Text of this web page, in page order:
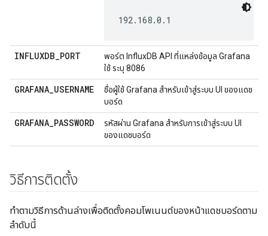
192.168.0.1
INFLUXDB_PORT
พอร์ต InfluxDB API ที่แหล่งข้อมูล Grafana
ใช้ ระบุ 8086
GRAFANA_USERNAME
ชื่อผู้ใช้ Grafana สำหรับเข้าสู่ระบบ UI ของแดช
บอร์ด
GRAFANA_PASSWORD
รหัสผ่าน Grafana สำหรับการเข้าสู่ระบบ UI
ของแดชบอร์ด
วิธีการติดตั้ง
ทำตามวิธีการด้านล่างเพื่อติดตั้งคอมโพเนนต์ของหน้าแดชบอร์ดตาม
ลำดับนี้